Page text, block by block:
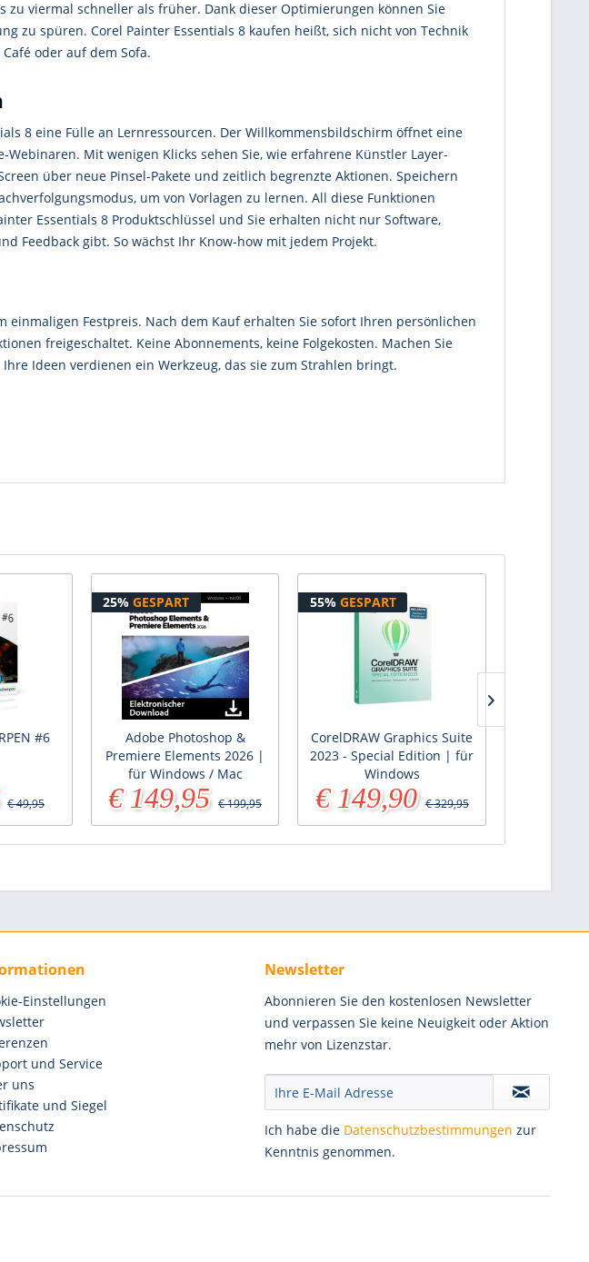
viermal schneller als früher. Dank dieser Optimierungen können Sie
zu spüren. Corel Painter Essentials 8 kaufen heißt, sich nicht von Technik
oder auf dem Sofa.
8 eine Fülle an Lernressourcen. Der Willkommensbildschirm öffnet eine
Mit wenigen Klicks sehen Sie, wie erfahrene Künstler Layer-
über neue Pinsel-Pakete und zeitlich begrenzte Aktionen. Speichern
um von Vorlagen zu lernen. All diese Funktionen
Essentials 8 Produktschlüssel und Sie erhalten nicht nur Software,
Feedback gibt. So wächst Ihr Know-how mit jedem Projekt.
einmaligen Festpreis. Nach dem Kauf erhalten Sie sofort Ihren persönlichen
freigeschaltet. Keine Abonnements, keine Folgekosten. Machen Sie
Ideen verdienen ein Werkzeug, das sie zum Strahlen bringt.
#6
€ 49,95
25%GESPART
Adobe Photoshop &
Premiere Elements 2026 |
für Windows / Mac
€ 149,95 € 199,95
55% GESPART
CorelDRAW Graphics Suite
2023 - Special Edition | für
Windows
€ 149,90 € 329,95
Einstellungen
und Service
uns
und Siegel
Newsletter
Abonnieren Sie den kostenlosen Newsletter
und verpassen Sie keine Neuigkeit oder Aktion
mehr von Lizenzstar.
Ich habe die Datenschutzbestimmungen zur
Kenntnis genommen.